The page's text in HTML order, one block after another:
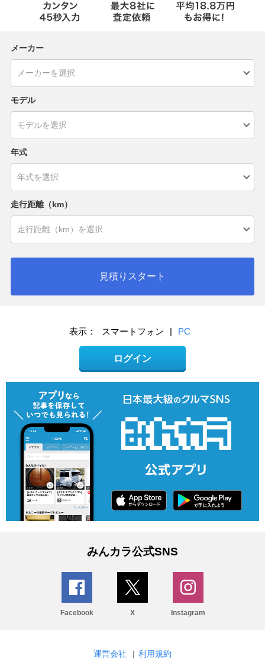
メーカー
モデル
年式
走行距離（km）
見積りスタート
表示： スマートフォン | PC
ログイン
みんカラ公式SNS
Facebook X Instagram
運営会社 | 利用規約